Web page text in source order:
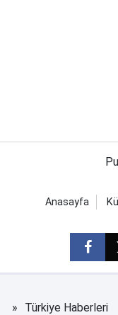
Anasayfa
Türkiye Haberleri